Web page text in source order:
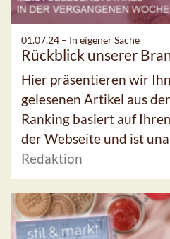
01.07.24 – In eigener Sache
Rückblick unserer
Hier präsentieren wir
gelesenen Artikel aus
Ranking basiert auf
der Webseite und ist
Redaktion